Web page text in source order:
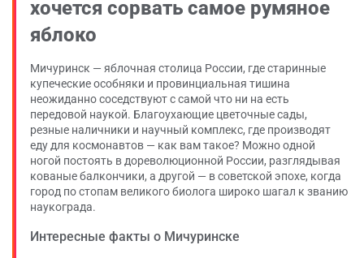
хочется сорвать самое румяное
яблоко
Мичуринск — яблочная столица России, где старинные
купеческие особняки и провинциальная тишина
неожиданно соседствуют с самой что ни на есть
передовой наукой. Благоухающие цветочные сады,
резные наличники и научный комплекс, где производят
еду для космонавтов — как вам такое? Можно одной
ногой постоять в дореволюционной России, разглядывая
кованые балкончики, а другой — в советской эпохе, когда
город по стопам великого биолога широко шагал к званию
наукограда.
Интересные факты о Мичуринске